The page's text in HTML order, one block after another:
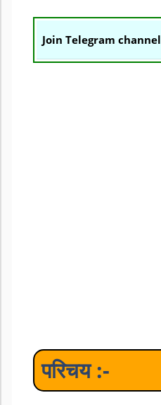
Join Telegram channel
परिचय :-